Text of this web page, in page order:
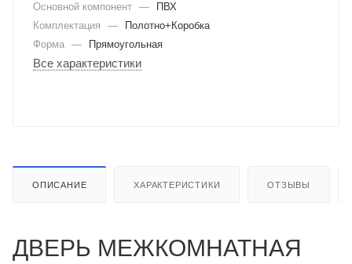
Основной компонент —
ПВХ
Комплектация
—
Полотно+Коробка
Форма — Прямоугольная
Все характеристики
ОПИСАНИЕ ХАРАКТЕРИСТИКИ ОТЗЫВЫ
ДВЕРЬ МЕЖКОМНАТНАЯ